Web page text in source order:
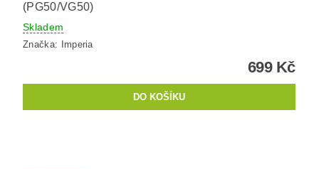
(PG50/VG50)
Skladem
Značka: Imperia
699 Kč